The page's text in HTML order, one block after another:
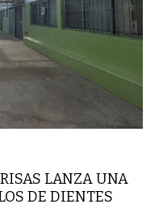
LANZA UNA
DE DIENTES